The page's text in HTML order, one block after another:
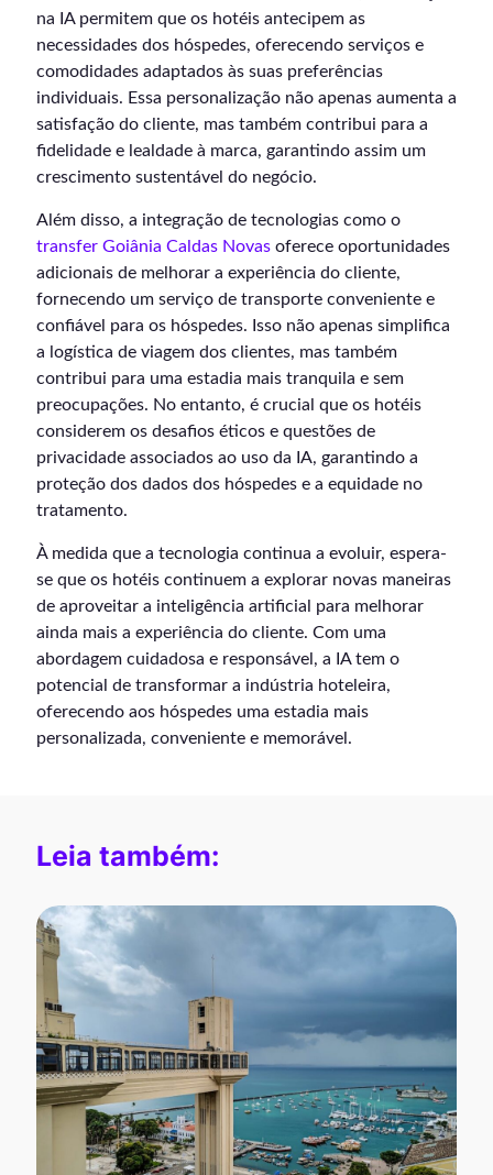
na IA permitem que os hotéis antecipem as
necessidades dos hóspedes, oferecendo serviços e
comodidades adaptados às suas preferências
individuais. Essa personalização não apenas aumenta a
satisfação do cliente, mas também contribui para a
fidelidade e lealdade à marca, garantindo assim um
crescimento sustentável do negócio.
Além disso, a integração de tecnologias como o
transfer Goiânia Caldas Novas oferece oportunidades
adicionais de melhorar a experiência do cliente,
fornecendo um serviço de transporte conveniente e
confiável para os hóspedes. Isso não apenas simplifica
a logística de viagem dos clientes, mas também
contribui para uma estadia mais tranquila e sem
preocupações. No entanto, é crucial que os hotéis
considerem os desafios éticos e questões de
privacidade associados ao uso da IA, garantindo a
proteção dos dados dos hóspedes e a equidade no
tratamento.
À medida que a tecnologia continua a evoluir, espera-
se que os hotéis continuem a explorar novas maneiras
de aproveitar a inteligência artificial para melhorar
ainda mais a experiência do cliente. Com uma
abordagem cuidadosa e responsável, a IA tem o
potencial de transformar a indústria hoteleira,
oferecendo aos hóspedes uma estadia mais
personalizada, conveniente e memorável.
Leia também: